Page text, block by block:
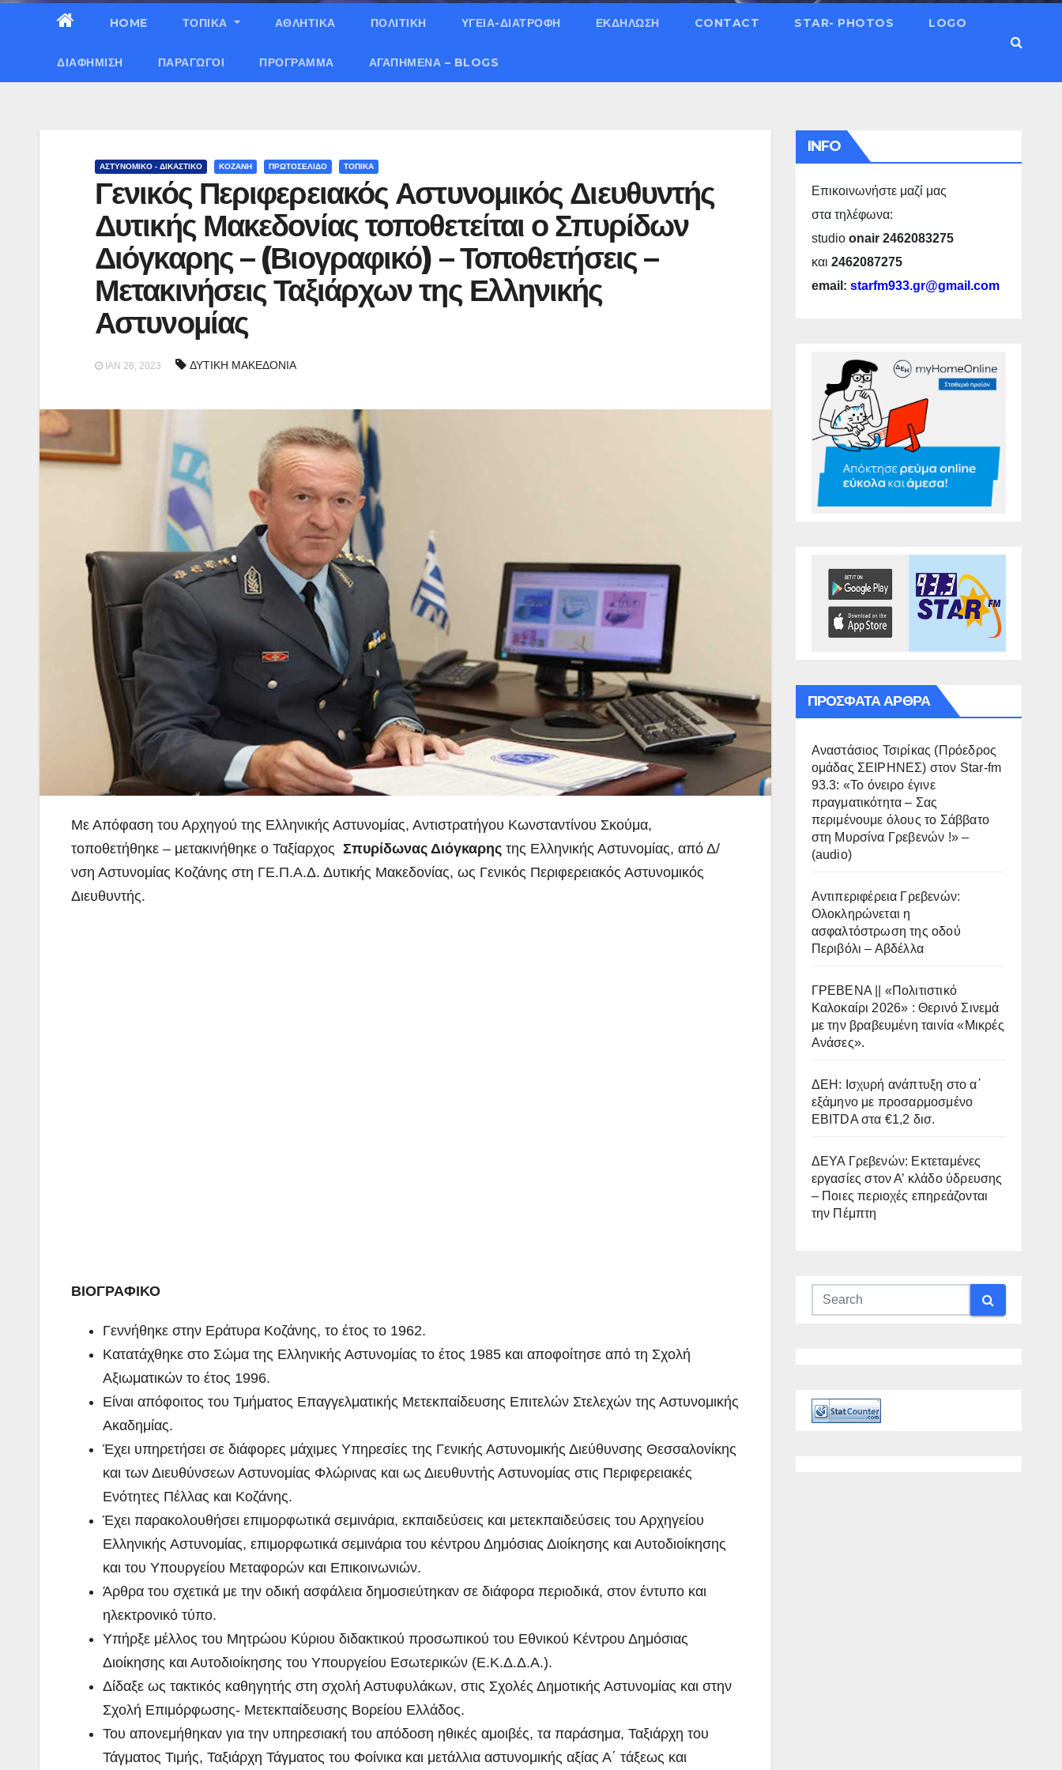
HOME ΤΟΠΙΚΑ ΑΘΛΗΤΙΚΑ ΠΟΛΙΤΙΚΗ ΥΓΕΙΑ-ΔΙΑΤΡΟΦΗ ΕΚΔΗΛΩΣΗ CONTACT STAR- PHOTOS LOGO
ΔΙΑΦΉΜΙΣΗ ΠΑΡΑΓΩΓΟΊ ΠΡΌΓΡΑΜΜΑ ΑΓΑΠΗΜΈΝΑ – BLOGS
ΑΣΤΥΝΟΜΙΚΟ - ΔΙΚΑΣΤΙΚΟ ΚΟΖΑΝΗ ΠΡΩΤΟΣΕΛΙΔΟ ΤΟΠΙΚΑ
Γενικός Περιφερειακός Αστυνομικός Διευθυντής
Δυτικής Μακεδονίας τοποθετείται ο Σπυρίδων
Διόγκαρης – (Βιογραφικό) – Τοποθετήσεις –
Μετακινήσεις Ταξιάρχων της Ελληνικής
Αστυνομίας
ΙΑΝ 28, 2023 ΔΥΤΙΚΗ ΜΑΚΕΔΟΝΙΑ
Με Απόφαση του Αρχηγού της Ελληνικής Αστυνομίας, Αντιστρατήγου Κωνσταντίνου Σκούμα,
τοποθετήθηκε – μετακινήθηκε ο Ταξίαρχος Σπυρίδωνας Διόγκαρης της Ελληνικής Αστυνομίας, από Δ/
νση Αστυνομίας Κοζάνης στη ΓΕ.Π.Α.Δ. Δυτικής Μακεδονίας, ως Γενικός Περιφερειακός Αστυνομικός
Διευθυντής.
ΒΙΟΓΡΑΦΙΚΟ
Γεννήθηκε στην Εράτυρα Κοζάνης, το έτος το 1962.
Κατατάχθηκε στο Σώμα της Ελληνικής Αστυνομίας το έτος 1985 και αποφοίτησε από τη Σχολή
Αξιωματικών το έτος 1996.
Είναι απόφοιτος του Τμήματος Επαγγελματικής Μετεκπαίδευσης Επιτελών Στελεχών της Αστυνομικής
Ακαδημίας.
Έχει υπηρετήσει σε διάφορες μάχιμες Υπηρεσίες της Γενικής Αστυνομικής Διεύθυνσης Θεσσαλονίκης
και των Διευθύνσεων Αστυνομίας Φλώρινας και ως Διευθυντής Αστυνομίας στις Περιφερειακές
Ενότητες Πέλλας και Κοζάνης.
Έχει παρακολουθήσει επιμορφωτικά σεμινάρια, εκπαιδεύσεις και μετεκπαιδεύσεις του Αρχηγείου
Ελληνικής Αστυνομίας, επιμορφωτικά σεμινάρια του κέντρου Δημόσιας Διοίκησης και Αυτοδιοίκησης
και του Υπουργείου Μεταφορών και Επικοινωνιών.
Άρθρα του σχετικά με την οδική ασφάλεια δημοσιεύτηκαν σε διάφορα περιοδικά, στον έντυπο και
ηλεκτρονικό τύπο.
Υπήρξε μέλλος του Μητρώου Κύριου διδακτικού προσωπικού του Εθνικού Κέντρου Δημόσιας
Διοίκησης και Αυτοδιοίκησης του Υπουργείου Εσωτερικών (Ε.Κ.Δ.Δ.Α.).
Δίδαξε ως τακτικός καθηγητής στη σχολή Αστυφυλάκων, στις Σχολές Δημοτικής Αστυνομίας και στην
Σχολή Επιμόρφωσης- Μετεκπαίδευσης Βορείου Ελλάδος.
Του απονεμήθηκαν για την υπηρεσιακή του απόδοση ηθικές αμοιβές, τα παράσημα, Ταξιάρχη του
Τάγματος Τιμής, Ταξιάρχη Τάγματος του Φοίνικα και μετάλλια αστυνομικής αξίας Α΄ τάξεως και
INFO
Επικοινωνήστε μαζί μας
στα τηλέφωνα:
studio onair 2462083275
και 2462087275
email: starfm933.gr@gmail.com
ΠΡΌΣΦΑΤΑ ΆΡΘΡΑ
Αναστάσιος Τσιρίκας (Πρόεδρος
ομάδας ΣΕΙΡΗΝΕΣ) στον Star-fm
93.3: «Το όνειρο έγινε
πραγματικότητα – Σας
περιμένουμε όλους το Σάββατο
στη Μυρσίνα Γρεβενών !» –
(audio)
Αντιπεριφέρεια Γρεβενών:
Ολοκληρώνεται η
ασφαλτόστρωση της οδού
Περιβόλι – Αβδέλλα
ΓΡΕΒΕΝΑ || «Πολιτιστικό
Καλοκαίρι 2026» : Θερινό Σινεμά
με την βραβευμένη ταινία «Μικρές
Ανάσες».
ΔΕΗ: Ισχυρή ανάπτυξη στο α΄
εξάμηνο με προσαρμοσμένο
EBITDA στα €1,2 δισ.
ΔΕΥΑ Γρεβενών: Εκτεταμένες
εργασίες στον Α’ κλάδο ύδρευσης
– Ποιες περιοχές επηρεάζονται
την Πέμπτη